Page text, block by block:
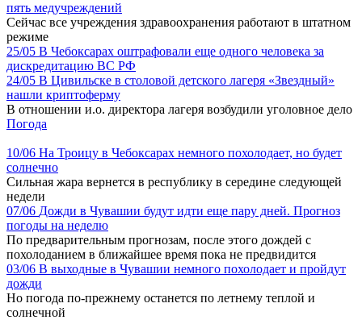
пять медучреждений
Сейчас все учреждения здравоохранения работают в штатном
режиме
25/05 В Чебоксарах оштрафовали еще одного человека за
дискредитацию ВС РФ
24/05 В Цивильске в столовой детского лагеря «Звездный»
нашли криптоферму
В отношении и.о. директора лагеря возбудили уголовное дело
Погода
10/06 На Троицу в Чебоксарах немного похолодает, но будет
солнечно
Сильная жара вернется в республику в середине следующей
недели
07/06 Дожди в Чувашии будут идти еще пару дней. Прогноз
погоды на неделю
По предварительным прогнозам, после этого дождей с
похолоданием в ближайшее время пока не предвидится
03/06 В выходные в Чувашии немного похолодает и пройдут
дожди
Но погода по-прежнему останется по летнему теплой и
солнечной